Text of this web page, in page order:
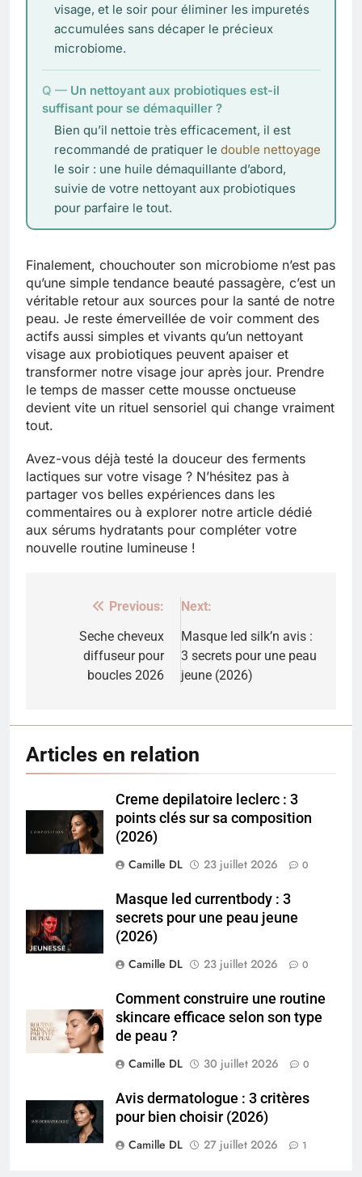
visage, et le soir pour éliminer les impuretés
accumulées sans décaper le précieux
microbiome.
Un nettoyant aux probiotiques est-il
suffisant pour se démaquiller ?
Bien qu’il nettoie très efficacement, il est
recommandé de pratiquer le double nettoyage
le soir : une huile démaquillante d’abord,
suivie de votre nettoyant aux probiotiques
pour parfaire le tout.
Finalement, chouchouter son microbiome n’est pas
qu’une simple tendance beauté passagère, c’est un
véritable retour aux sources pour la santé de notre
peau. Je reste émerveillée de voir comment des
actifs aussi simples et vivants qu’un nettoyant
visage aux probiotiques peuvent apaiser et
transformer notre visage jour après jour. Prendre
le temps de masser cette mousse onctueuse
devient vite un rituel sensoriel qui change vraiment
tout.
Avez-vous déjà testé la douceur des ferments
lactiques sur votre visage ? N’hésitez pas à
partager vos belles expériences dans les
commentaires ou à explorer notre article dédié
aux sérums hydratants pour compléter votre
nouvelle routine lumineuse !
Navigation
l’article
Previous:
Seche cheveux
diffuseur pour
boucles 2026
Next:
Masque led silk’n avis :
3 secrets pour une peau
jeune (2026)
Articles en relation
Creme depilatoire leclerc : 3
points clés sur sa composition
(2026)
Camille DL
23 juillet 2026 0
Masque led currentbody : 3
secrets pour une peau jeune
(2026)
Camille DL
23 juillet 2026 0
Comment construire une routine
skincare efficace selon son type
de peau ?
Camille DL
30 juillet 2026 0
Avis dermatologue : 3 critères
pour bien choisir (2026)
Camille DL
27 juillet 2026 1